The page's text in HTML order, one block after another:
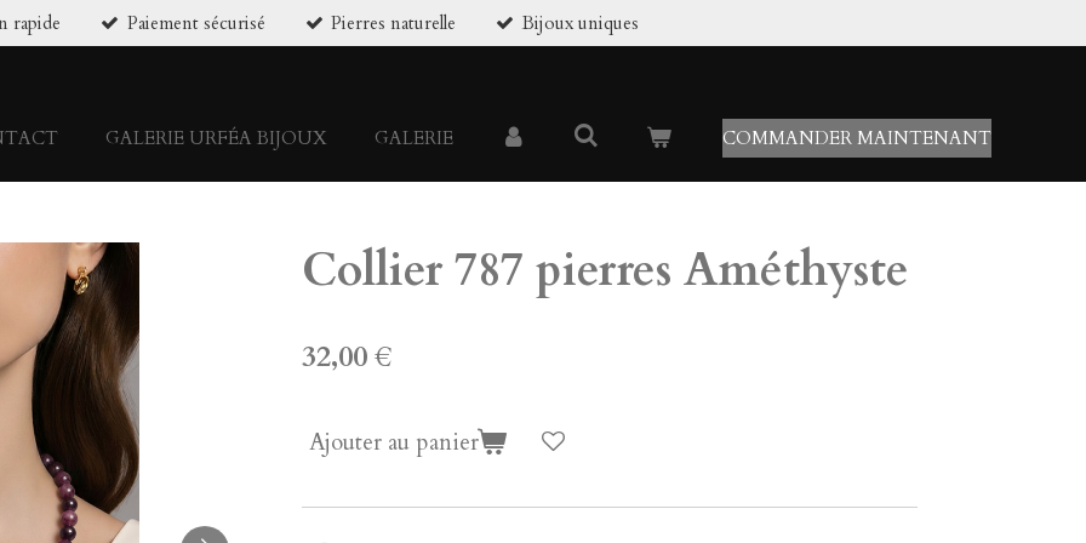
rapide Paiement sécurisé Pierres naturelle Bijoux uniques
GALERIE URFÉA BIJOUX GALERIE COMMANDER MAINTENANT
Collier 787 pierres Améthyste
32,00 €
Ajouter au panier